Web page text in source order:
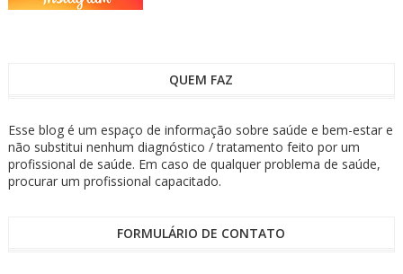
QUEM FAZ
Esse blog é um espaço de informação sobre saúde e bem-estar e
não substitui nenhum diagnóstico / tratamento feito por um
profissional de saúde. Em caso de qualquer problema de saúde,
procurar um profissional capacitado.
FORMULÁRIO DE CONTATO